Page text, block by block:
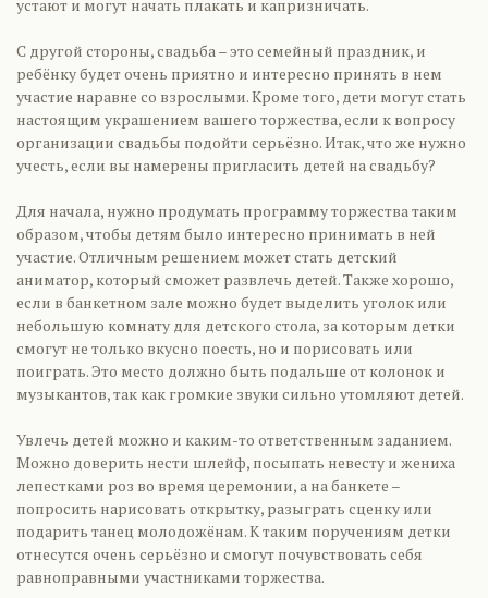
устают и могут начать плакать и капризничать.
С другой стороны, свадьба – это семейный праздник, и
ребёнку будет очень приятно и интересно принять в нем
участие наравне со взрослыми. Кроме того, дети могут стать
настоящим украшением вашего торжества, если к вопросу
организации свадьбы подойти серьёзно. Итак, что же нужно
учесть, если вы намерены пригласить детей на свадьбу?
Для начала, нужно продумать программу торжества таким
образом, чтобы детям было интересно принимать в ней
участие. Отличным решением может стать детский
аниматор, который сможет развлечь детей. Также хорошо,
если в банкетном зале можно будет выделить уголок или
небольшую комнату для детского стола, за которым детки
смогут не только вкусно поесть, но и порисовать или
поиграть. Это место должно быть подальше от колонок и
музыкантов, так как громкие звуки сильно утомляют детей.
Увлечь детей можно и каким-то ответственным заданием.
Можно доверить нести шлейф, посыпать невесту и жениха
лепестками роз во время церемонии, а на банкете –
попросить нарисовать открытку, разыграть сценку или
подарить танец молодожёнам. К таким поручениям детки
отнесутся очень серьёзно и смогут почувствовать себя
равноправными участниками торжества.